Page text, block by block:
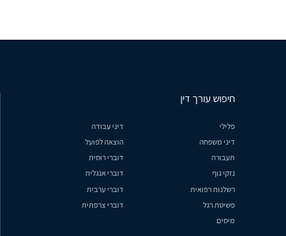
חיפוש עורך דין
פלילי
דיני עבודה
דיני משפחה
הוצאה לפועל
תעבורה
דוברי רוסית
נזקי גוף
דוברי אנגלית
רשלנות רפואית
דוברי ערבית
פשיטת רגל
דוברי צרפתית
מיסים